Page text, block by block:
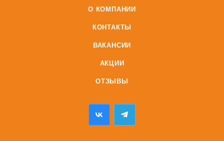
О КОМПАНИИ
КОНТАКТЫ
ВАКАНСИИ
АКЦИИ
ОТЗЫВЫ